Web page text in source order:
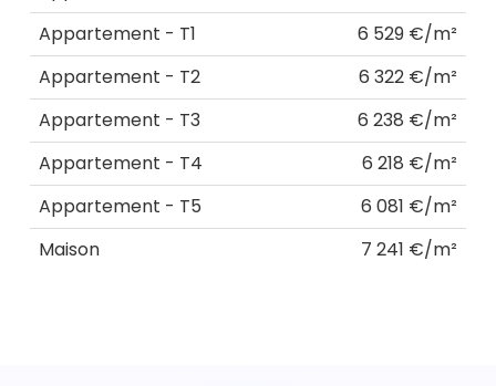
Appartement - T1
6 529 €/m²
Appartement - T2
6 322 €/m²
Appartement - T3
6 238 €/m²
Appartement - T4
6 218 €/m²
Appartement - T5
6 081 €/m²
Maison
7 241 €/m²